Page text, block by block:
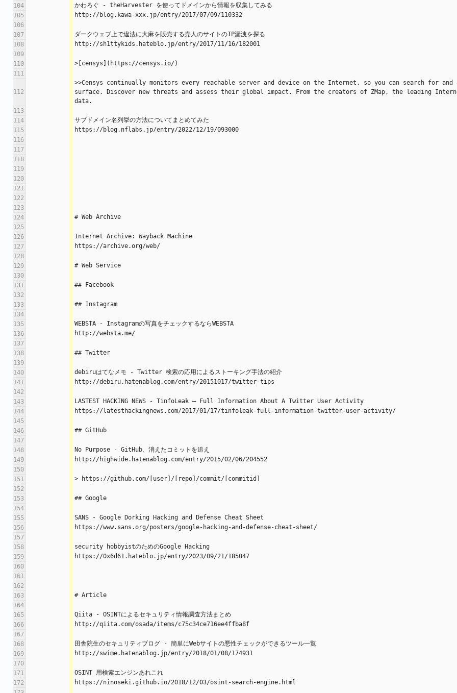
104
かわろぐ - theHarvester を使ってドメインから情報を収集してみる
105
http://blog.kawa-xxx.jp/entry/2017/07/09/110332
106
107
ダークウェブ上で違法に大麻を販売する売人のサイトのIP漏洩を探る
108
http://sh1ttykids.hateblo.jp/entry/2017/11/16/182001
109
110
>[censys](https://censys.io/)
111
112
>>Censys continually monitors every reachable server and device on the Internet, so you can search for
surface. Discover new threats and assess their global impact. From the creators of ZMap, the leading
data.
113
114
サブドメイン名列挙の方法についてまとめてみた
115
https://blog.nflabs.jp/entry/2022/12/19/093000
116
117
118
119
120
121
122
123
124
# Web Archive
125
126
Internet Archive: Wayback Machine
127
https://archive.org/web/
128
129
# Web Service
130
131
## Facebook
132
133
## Instagram
134
135
WEBSTA - Instagramの写真をチェックするならWEBSTA
136
http://websta.me/
137
138
## Twitter
139
140
debiruはてなメモ - Twitter 検索の応用によるストーキング手法の紹介
141
http://debiru.hatenablog.com/entry/20151017/twitter-tips
142
143
LASTEST HACKING NEWS - TinfoLeak – Full Information About A Twitter User Activity
144
https://latesthackingnews.com/2017/01/17/tinfoleak-full-information-twitter-user-activity/
145
146
## GitHub
147
148
No Purpose - GitHub、消えたコミットを追え
149
http://highwide.hatenablog.com/entry/2015/02/06/204552
150
151
> https://github.com/[user]/[repo]/commit/[commitid]
152
153
## Google
154
155
SANS - Google Dorking Hacking and Defense Cheat Sheet
156
https://www.sans.org/posters/google-hacking-and-defense-cheat-sheet/
157
158
security hobbyistのためのGoogle Hacking
159
https://0x6d61.hateblo.jp/entry/2023/09/21/185047
160
161
162
163
# Article
164
165
Qiita - OSINTによるセキュリティ情報調査方法まとめ
166
http://qiita.com/osada/items/c75c34ce716ee4ffba8f
167
168
田舎院生のセキュリティブログ - 簡単にWebサイトの悪性チェックができるツール一覧
169
http://swime.hatenablog.jp/entry/2018/01/08/174931
170
171
OSINT 用検索エンジンあれこれ
172
https://ninoseki.github.io/2018/12/03/osint-search-engine.html